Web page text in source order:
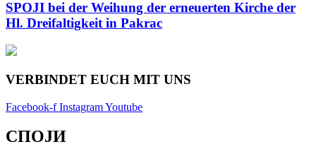
SPOJI bei der Weihung der erneuerten Kirche der
Hl. Dreifaltigkeit in Pakrac
VERBINDET EUCH MIT UNS
Facebook-f InstagramYoutube
СПОЈИ